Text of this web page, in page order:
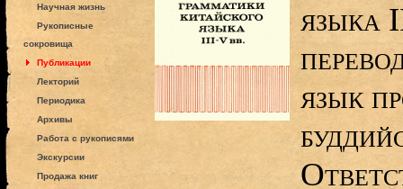
Научная жизнь
Рукописные
сокровища
Публикации
Лекторий
Периодика
Архивы
Работа с рукописями
Экскурсии
Продажа книг
языка
язык